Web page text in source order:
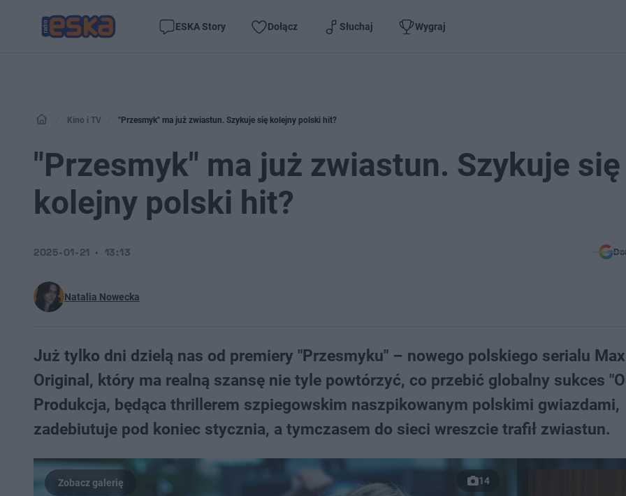
ESKA Story Dołącz Słuchaj Wygraj
Kino i TV "Przesmyk" ma już zwiastun. Szykuje się kolejny polski hit?
"Przesmyk" ma już zwiastun. Szykuje się
kolejny polski hit?
Natalia Nowecka
2025-01-21 13:13
Już tylko dni dzielą nas od premiery "Przesmyku" – nowego polskiego serialu Max
Original, który ma realną szansę nie tyle powtórzyć, co przebić globalny sukces
Produkcja, będąca thrillerem szpiegowskim naszpikowanym polskimi gwiazdami,
zadebiutuje pod koniec stycznia, a tymczasem do sieci wreszcie trafił zwiastun.
14